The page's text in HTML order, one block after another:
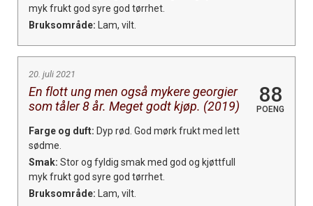
myk frukt god syre god tørrhet.
Bruksområde: Lam, vilt.
20. juli 2021
En flott ung men også mykere georgier
som tåler 8 år. Meget godt kjøp. (2019)
88
POENG
Farge og duft: Dyp rød. God mørk frukt med lett
sødme.
Smak: Stor og fyldig smak med god og kjøttfull
myk frukt god syre god tørrhet.
Bruksområde: Lam, vilt.